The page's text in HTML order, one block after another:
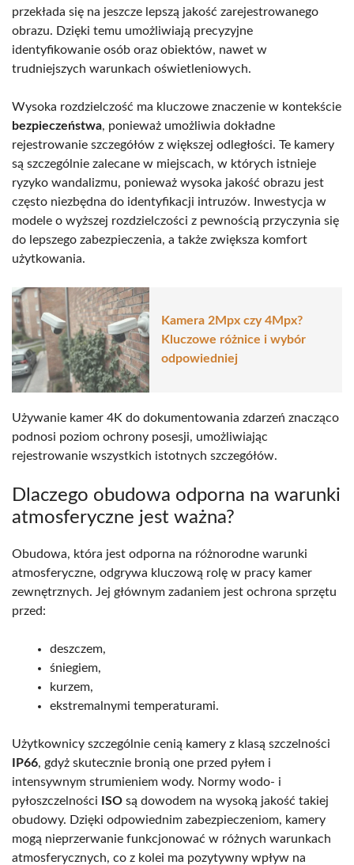
przekłada się na jeszcze lepszą jakość zarejestrowanego
obrazu. Dzięki temu umożliwiają precyzyjne
identyfikowanie osób oraz obiektów, nawet w
trudniejszych warunkach oświetleniowych.
Wysoka rozdzielczość ma kluczowe znaczenie w kontekście
bezpieczeństwa, ponieważ umożliwia dokładne
rejestrowanie szczegółów z większej odległości. Te kamery
są szczególnie zalecane w miejscach, w których istnieje
ryzyko wandalizmu, ponieważ wysoka jakość obrazu jest
często niezbędna do identyfikacji intruzów. Inwestycja w
modele o wyższej rozdzielczości z pewnością przyczynia się
do lepszego zabezpieczenia, a także zwiększa komfort
użytkowania.
Kamera 2Mpx czy 4Mpx?
Kluczowe różnice i wybór
odpowiedniej
Używanie kamer 4K do dokumentowania zdarzeń znacząco
podnosi poziom ochrony posesji, umożliwiając
rejestrowanie wszystkich istotnych szczegółów.
Dlaczego obudowa odporna na warunki
atmosferyczne jest ważna?
Obudowa, która jest odporna na różnorodne warunki
atmosferyczne, odgrywa kluczową rolę w pracy kamer
zewnętrznych. Jej głównym zadaniem jest ochrona sprzętu
przed:
deszczem,
śniegiem,
kurzem,
ekstremalnymi temperaturami.
Użytkownicy szczególnie cenią kamery z klasą szczelności
IP66, gdyż skutecznie bronią one przed pyłem i
intensywnym strumieniem wody. Normy wodo- i
pyłoszczelności
ISO są dowodem na wysoką jakość takiej
obudowy. Dzięki odpowiednim zabezpieczeniom, kamery
mogą nieprzerwanie funkcjonować w różnych warunkach
atmosferycznych, co z kolei ma pozytywny wpływ na